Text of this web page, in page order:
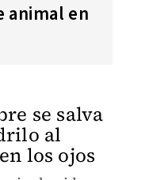
animal en
se salva
al
los ojos